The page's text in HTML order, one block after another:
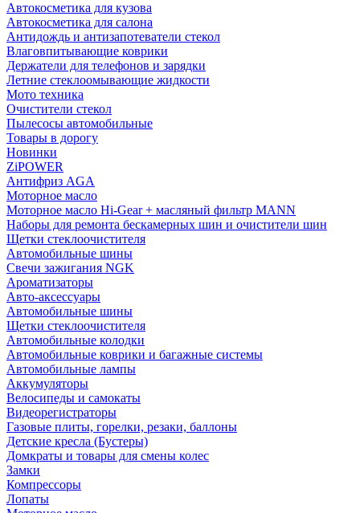
Автокосметика для кузова
Автокосметика для салона
Антидождь и антизапотеватели стекол
Влаговпитывающие коврики
Держатели для телефонов и зарядки
Летние стеклоомывающие жидкости
Мото техника
Очистители стекол
Пылесосы автомобильные
Товары в дорогу
Новинки
ZiPOWER
Антифриз AGA
Моторное масло
Моторное масло Hi-Gear + масляный фильтр MANN
Наборы для ремонта бескамерных шин и очистители шин
Щетки стеклоочистителя
Автомобильные шины
Свечи зажигания NGK
Ароматизаторы
Авто-аксессуары
Автомобильные шины
Щетки стеклоочистителя
Автомобильные колодки
Автомобильные коврики и багажные системы
Автомобильные лампы
Аккумуляторы
Велосипеды и самокаты
Видеорегистраторы
Газовые плиты, горелки, резаки, баллоны
Детские кресла (Бустеры)
Домкраты и товары для смены колес
Замки
Компрессоры
Лопаты